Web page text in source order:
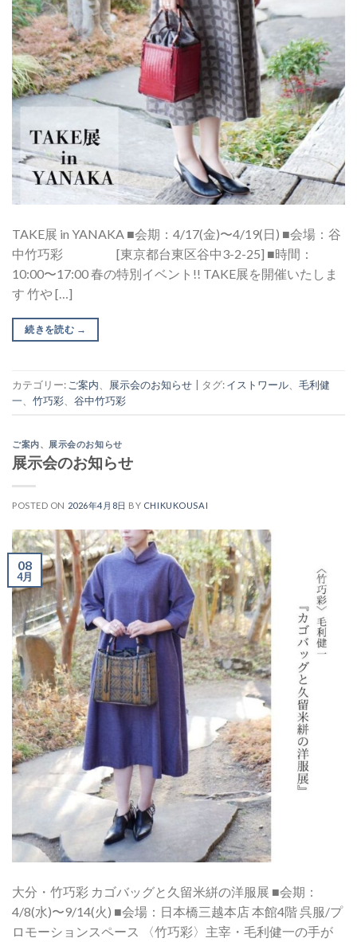
TAKE展 in YANAKA ■会期：4/17(金)〜4/19(日) ■会場：谷
中竹巧彩 [東京都台東区谷中3-2-25] ■時間：
10:00〜17:00 春の特別イベント!! TAKE展を開催いたしま
す 竹や […]
続きを読む →
カテゴリー: ご案内 展示会のお知らせ タグ:イストワール
毛利健
一
竹巧彩 谷中竹巧彩
ご案内、 展示会のお知らせ
展示会のお知らせ
POSTED ON 2026年4月8日 BY CHIKUKOUSAI
08
4月
大分・竹巧彩 カゴバッグと久留米絣の洋服展 ■会期：
4/8(水)〜9/14(火) ■会場：日本橋三越本店 本館4階 呉服/プ
ロモーションスペース 〈竹巧彩〉主宰・毛利健一の手が